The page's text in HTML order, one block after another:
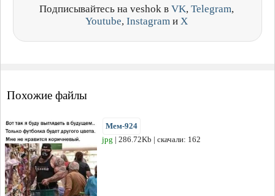
Подписывайтесь на veshok в VK, Telegram,
Youtube, Instagram и X
Похожие файлы
Мем-924
jpg | 286.72Kb | скачали: 162